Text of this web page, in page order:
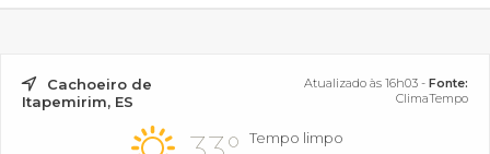
Cachoeiro de
Itapemirim, ES
Atualizado às 16h03 - Fonte:
ClimaTempo
Tempo limpo